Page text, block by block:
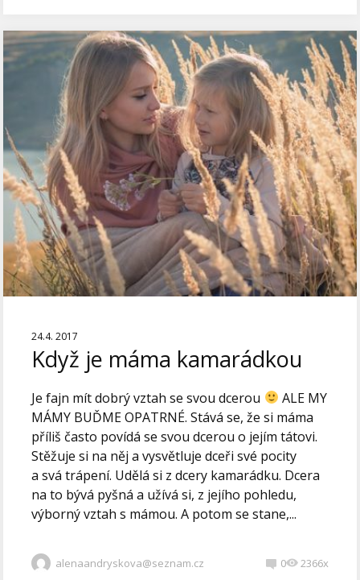
24.4. 2017
Když je máma kamarádkou
Je fajn mít dobrý vztah se svou dcerou
ALE MY
MÁMY BUĎME OPATRNÉ. Stává se, že si máma
příliš často povídá se svou dcerou o jejím tátovi.
Stěžuje si na něj a vysvětluje dceři své pocity
a svá trápení. Udělá si z dcery kamarádku. Dcera
na to bývá pyšná a užívá si, z jejího pohledu,
výborný vztah s mámou. A potom se stane,...
alenaandryskova@seznam.cz 0 2366x